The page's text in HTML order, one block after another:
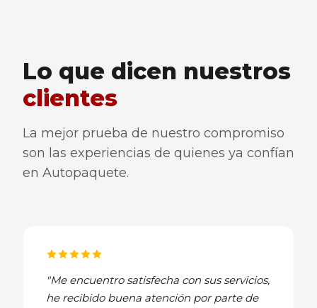
Lo que dicen nuestros
clientes
La mejor prueba de nuestro compromiso
son las experiencias de quienes ya confían
en Autopaquete.
"Me encuentro satisfecha con sus servicios,
he recibido buena atención por parte de